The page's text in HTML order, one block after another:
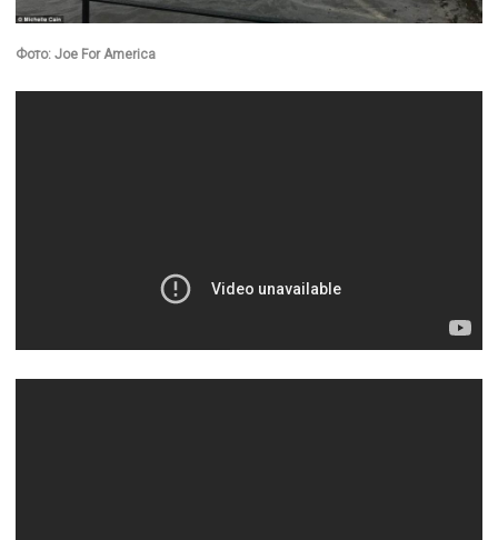
Фото: Joe For America